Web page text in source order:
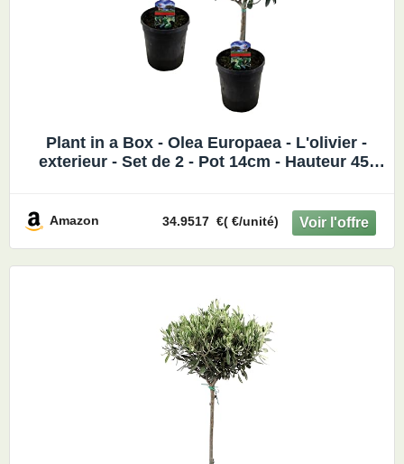
Plant in a Box - Olea Europaea - L'olivier -
exterieur - Set de 2 - Pot 14cm - Hauteur 45-
Amazon 34.9517 €( €/unité)